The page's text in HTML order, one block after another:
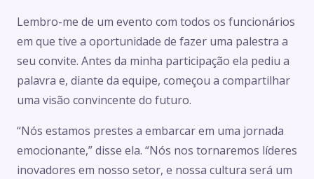
Lembro-me de um evento com todos os funcionários
em que tive a oportunidade de fazer uma palestra a
seu convite. Antes da minha participação ela pediu a
palavra e, diante da equipe, começou a compartilhar
uma visão convincente do futuro.
“Nós estamos prestes a embarcar em uma jornada
emocionante,” disse ela. “Nós nos tornaremos líderes
inovadores em nosso setor, e nossa cultura será um